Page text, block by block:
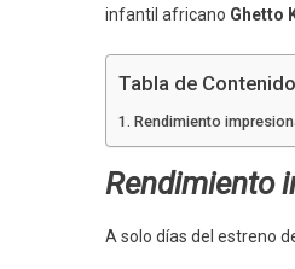
infantil africano Ghetto
Tabla de
Rendimiento
Rendimiento
A solo días del estreno